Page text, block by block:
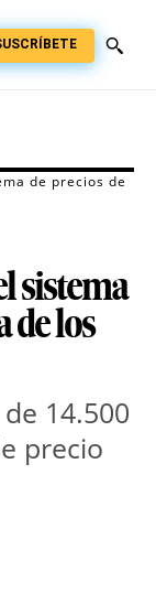
de precios de
sistema
de los
14.500
precio